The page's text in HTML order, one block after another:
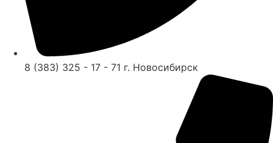
8 (383) 325 - 17 - 71 г. Новосибирск